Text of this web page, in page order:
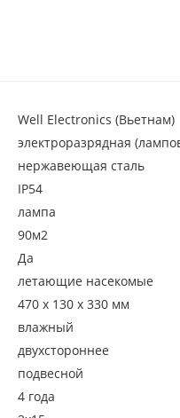
Well Electronics (Вьетнам)
электроразрядная
нержавеющая сталь
IP54
лампа
90м2
Да
летающие насекомые
470 x 130 x 330 мм
влажный
двухстороннее
подвесной
4 года